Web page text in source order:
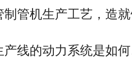
制管机生产工艺，造
产线的动力系统是如